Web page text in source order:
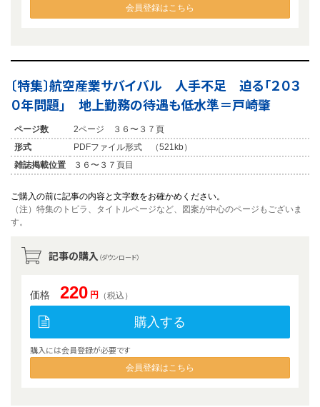
会員登録はこちら
〔特集〕航空産業サバイバル 人手不足 迫る「２０３
０年問題」 地上勤務の待遇も低水準＝戸崎肇
ページ数
2ページ ３６〜３７頁
形式
PDFファイル形式 （521kb）
雑誌掲載位置
３６〜３７頁目
ご購入の前に記事の内容と文字数をお確かめください。
（注）特集のトビラ、タイトルページなど、図案が中心のページもございま
す。
記事の購入 （ダウンロード）
価格 220 円 （税込）
購入する
購入には会員登録が必要です
会員登録はこちら